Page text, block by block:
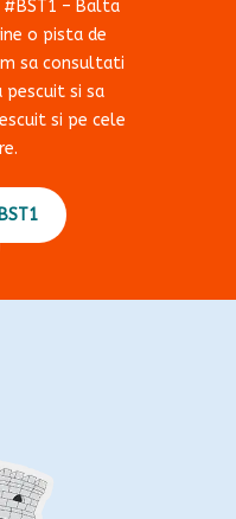
#BST1 – Balta
o pista de
sa consultati
si sa
si pe cele